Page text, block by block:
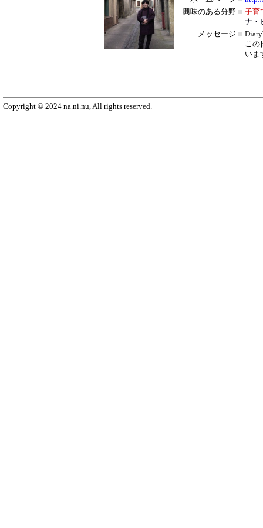
興味のある分野 ■ 子育
ナ・
メッセージ ■
この
いま
Copyright © 2024 na.ni.nu, All rights reserved.